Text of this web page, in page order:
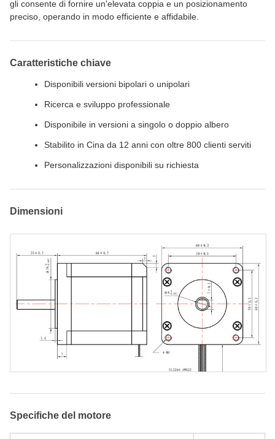
gli consente di fornire un'elevata coppia e un posizionamento
preciso, operando in modo efficiente e affidabile.
Caratteristiche chiave
Disponibili versioni bipolari o unipolari
Ricerca e sviluppo professionale
Disponibile in versioni a singolo o doppio albero
Stabilito in Cina da 12 anni con oltre 800 clienti serviti
Personalizzazioni disponibili su richiesta
Dimensioni
Specifiche del motore